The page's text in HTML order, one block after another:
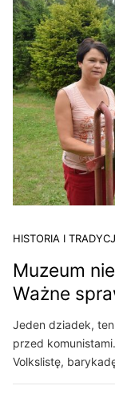
HISTORIA I
Muzeum
Ważne
Jeden dziadek,
przed
Volkslistę,